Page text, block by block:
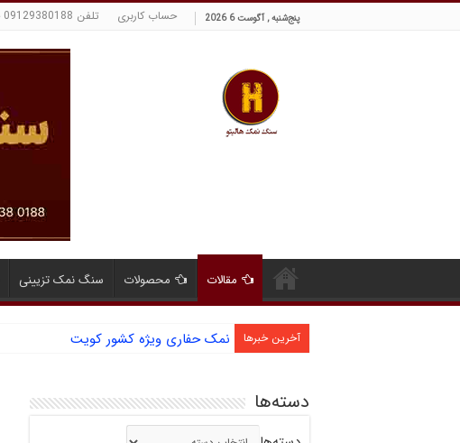
پنج‌شنبه , آگوست 6 2026 حساب کاربری تلفن 09129380188 حسینی
مقالات محصولات سنگ نمک تزیینی
آخرین خبرها نمک حفاری ویژه کشور کویت
دسته‌ها